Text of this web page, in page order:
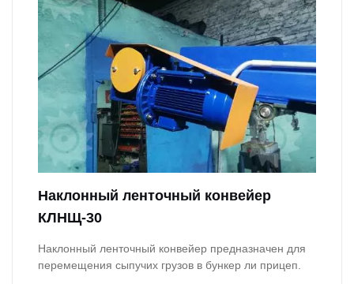
Наклонный ленточный конвейер
КЛНЩ-30
Наклонный ленточный конвейер предназначен для
перемещения сыпучих грузов в бункер ли прицеп.